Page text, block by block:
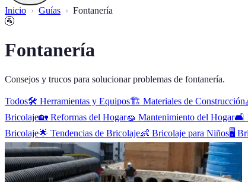
Inicio Guías
Fontanería
🚰
Fontanería
Consejos y trucos para solucionar problemas de fontanería.
Todos🛠️ Herramientas y Equipos🏗️ Materiales de Construcción
Bricolaje🏡 Reformas del Hogar🧽 Mantenimiento del Hogar🛋️
Bricolaje🌟 Tendencias de Bricolaje👶 Bricolaje para Niños🖥️